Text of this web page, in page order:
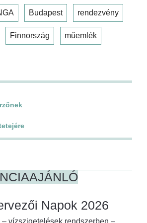
Budapest rendezvény
Finnország műemlék
Napok 2026
vízszigetelések rendszerben –